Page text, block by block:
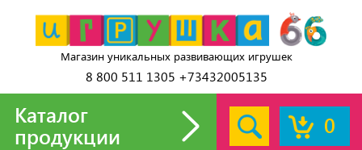
Магазин уникальных развивающих игрушек
8 800 511 1305 +73432005135
0
Каталог
продукции